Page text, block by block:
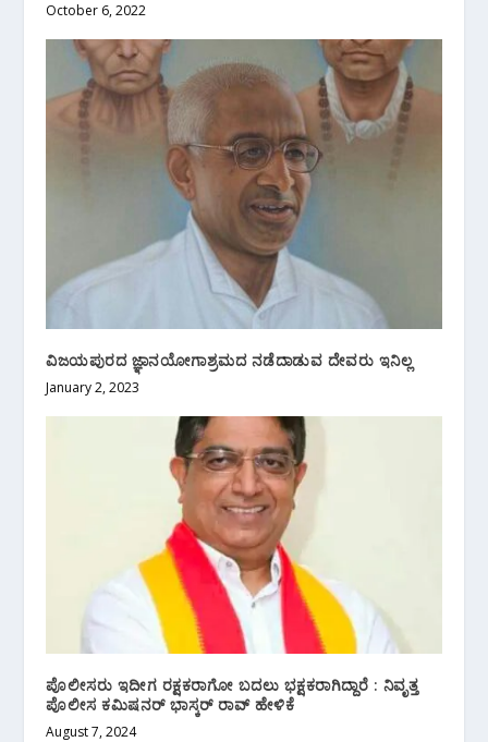
October 6, 2022
ವಿಜಯಪುರದ ಜ್ಞಾನಯೋಗಾಶ್ರಮದ ನಡೆದಾಡುವ ದೇವರು ಇನಿಲ್ಲ
January 2, 2023
ಪೊಲೀಸರು ಇದೀಗ ರಕ್ಷಕರಾಗೋ ಬದಲು ಭಕ್ಷಕರಾಗಿದ್ದಾರೆ : ನಿವೃತ್ತ
ಪೊಲೀಸ ಕಮಿಷನರ್ ಭಾಸ್ಕರ್ ರಾವ್ ಹೇಳಿಕೆ
August 7, 2024